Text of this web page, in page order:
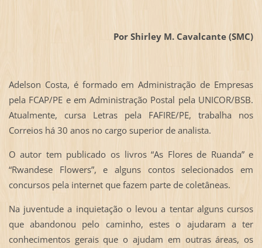
Por Shirley M. Cavalcante (SMC)
Adelson Costa, é formado em Administração de Empresas
pela FCAP/PE e em Administração Postal pela UNICOR/BSB.
Atualmente, cursa Letras pela FAFIRE/PE, trabalha nos
Correios há 30 anos no cargo superior de analista.
O autor tem publicado os livros “As Flores de Ruanda” e
“Rwandese Flowers”, e alguns contos selecionados em
concursos pela internet que fazem parte de coletâneas.
Na juventude a inquietação o levou a tentar alguns cursos
que abandonou pelo caminho, estes o ajudaram a ter
conhecimentos gerais que o ajudam em outras áreas, os